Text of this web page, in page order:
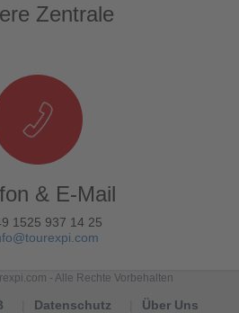
Zentrale
& E-Mail
1525 937 14 25
- Alle Rechte Vorbehalten
Datenschutz Über Uns